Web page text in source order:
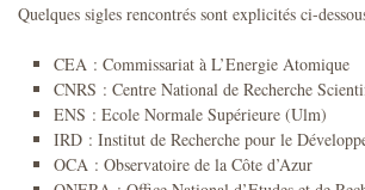
Quelques sigles rencontrés sont explicités ci-
CEA : Commissariat à L’Energie Atomique
CNRS : Centre National de Recherche
ENS : Ecole Normale Supérieure (Ulm)
IRD : Institut de Recherche pour le
OCA : Observatoire de la Côte d’Azur